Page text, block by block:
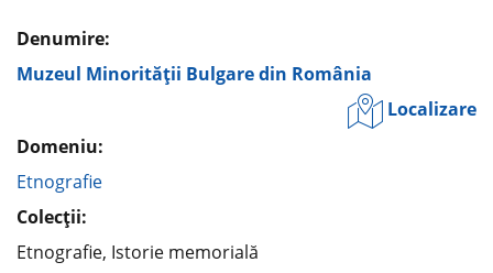
Denumire:
Muzeul Minorităţii Bulgare din România
Localizare
Domeniu:
Etnografie
Colecţii:
Etnografie, Istorie memorială